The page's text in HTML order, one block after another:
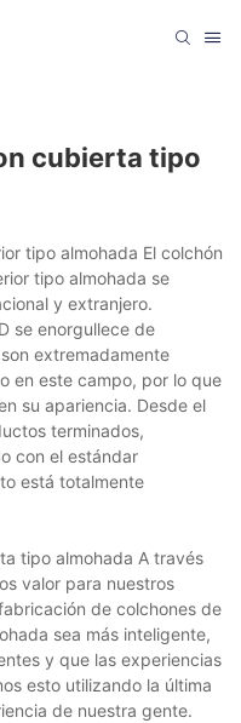
cubierta tipo
tipo almohada El colchón
tipo almohada se
y extranjero.
se enorgullece de
extremadamente
en este campo, por lo que
su apariencia. Desde el
terminados,
con el estándar
está totalmente
tipo almohada A través
valor para nuestros
de colchones de
sea más inteligente,
y que las experiencias
esto utilizando la última
de nuestra gente.